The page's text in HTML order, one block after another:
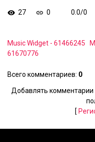
27 0 0.0/0
Music Widget - 61466245
61670776
Всего комментариев: 0
Добавлять комментарии
[